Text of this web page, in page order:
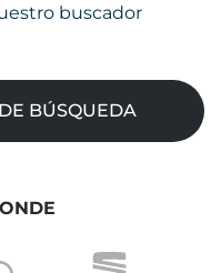
buscador
BÚSQUEDA